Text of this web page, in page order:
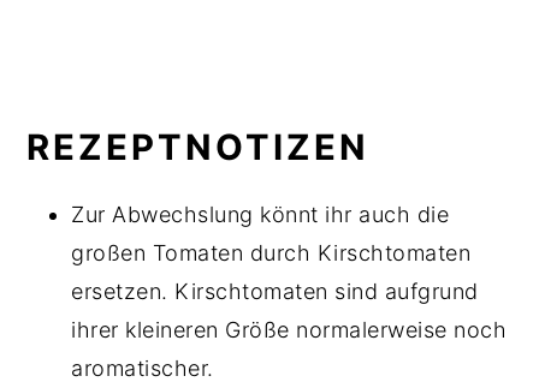
REZEPTNOTIZEN
Zur Abwechslung könnt ihr auch die
großen Tomaten durch Kirschtomaten
ersetzen. Kirschtomaten sind aufgrund
ihrer kleineren Größe normalerweise noch
aromatischer.